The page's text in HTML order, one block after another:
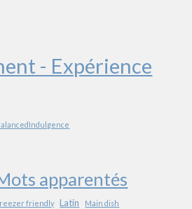
- Expérience
apparentés
friendly Latin Main dish